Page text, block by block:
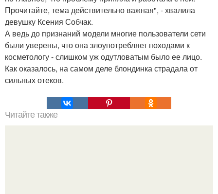
Прочитайте, тема действительно важная", - хвалила
девушку Ксения Собчак.
А ведь до признаний модели многие пользователи сети
были уверены, что она злоупотребляет походами к
косметологу - слишком уж одутловатым было ее лицо.
Как оказалось, на самом деле блондинка страдала от
сильных отеков.
Читайте также